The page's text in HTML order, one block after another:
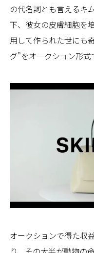
の代名詞とも言えるキ
下、彼女の皮膚細胞を
用して作られた世にも
グ”をオークション形式
オークションで得た収